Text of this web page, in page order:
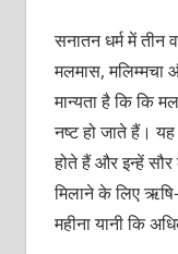
सनातन धर्म में तीन
मलमास, मलिम्मचा
मान्यता है कि कि
नष्ट हो जाते हैं।
होते हैं और इन्हें
मिलाने के लिए ऋषि-
महीना यानी कि